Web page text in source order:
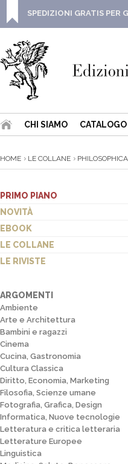
SPEDIZIONI GRATIS PER
CHI SIAMO CATALOGO
HOME LE COLLANE
PRIMO PIANO
NOVITÀ
EBOOK
LE COLLANE
LE RIVISTE
ARGOMENTI
Ambiente
Arte e Architettura
Bambini e ragazzi
Cinema
Cucina, Gastronomia
Cultura Classica
Diritto, Economia, Marketing
Filosofia, Scienze umane
Fotografia, Grafica, Design
Informatica, Nuove tecnologie
Letteratura e critica letteraria
Letterature Europee
Linguistica